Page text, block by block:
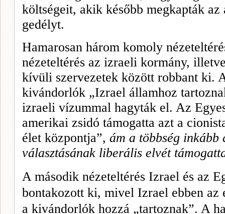
költségeit, akik később megkap­ták
gedélyt.
Hamarosan három komoly
nézeteltérés az izraeli kormány,
kí­vüli szervezetek között robbant ki.
ki­vándorlók „Izrael államhoz
izraeli vízummal hagyták el. Az
amerikai zsi­dó támogatta azt a
élet központja”, ám a többség
választásának liberális elvét
Amásodik nézeteltérés Izrael és az
bontakozott ki, mivel Izrael ebben az
a kivándorlók hozzá „tartoznak”. A